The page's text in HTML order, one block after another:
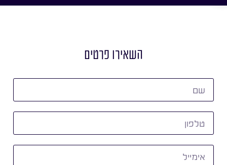
השאירו פרטים